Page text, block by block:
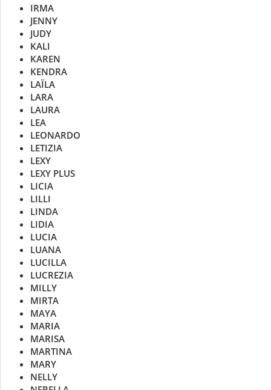
IRMA
JENNY
JUDY
KALI
KAREN
KENDRA
LAÏLA
LARA
LAURA
LEA
LEONARDO
LETIZIA
LEXY
LEXY PLUS
LICIA
LILLI
LINDA
LIDIA
LUCIA
LUANA
LUCILLA
LUCREZIA
MILLY
MIRTA
MAYA
MARIA
MARISA
MARTINA
MARY
NELLY